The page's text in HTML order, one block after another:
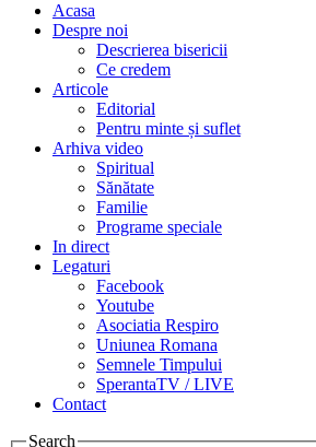
Acasa
Despre noi
Descrierea bisericii
Ce credem
Articole
Editorial
Pentru minte și suflet
Arhiva video
Spiritual
Sănătate
Familie
Programe speciale
In direct
Legaturi
Facebook
Youtube
Asociatia Respiro
Uniunea Romana
Semnele Timpului
SperantaTV / LIVE
Contact
Search